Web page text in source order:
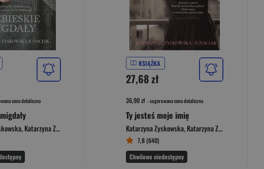
cena detaliczna
,Katarzyna Zyskowska-Ignaciak
KSIĄŻKA
27,68 zł
36,90 zł - sugerowana cena detaliczna
Ty jesteś moje imię
Katarzyna Zyskowska,Katarzyna Zyskowska-Ignaciak
7,8 (640)
Chwilowo niedostępny